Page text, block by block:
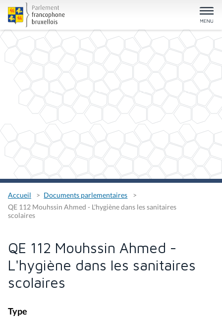
Accueil
Documents parlementaires
QE 112 Mouhssin Ahmed - L'hygiène dans les sanitaires
scolaires
QE 112 Mouhssin Ahmed -
L'hygiène dans les sanitaires
scolaires
Type